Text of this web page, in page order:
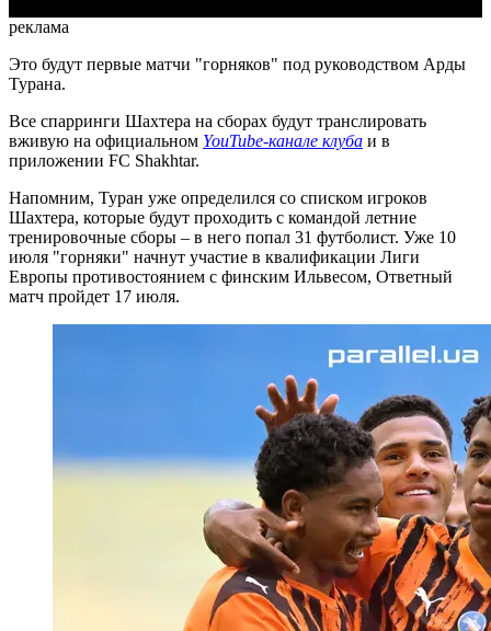
реклама
Это будут первые матчи "горняков" под руководством Арды
Турана.
Все спарринги Шахтера на сборах будут транслировать
вживую на официальном YouTube-канале клуба и в
приложении FC Shakhtar.
Напомним, Туран уже определился со списком игроков
Шахтера, которые будут проходить с командой летние
тренировочные сборы – в него попал 31 футболист. Уже 10
июля "горняки" начнут участие в квалификации Лиги
Европы противостоянием с финским Ильвесом, Ответный
матч пройдет 17 июля.